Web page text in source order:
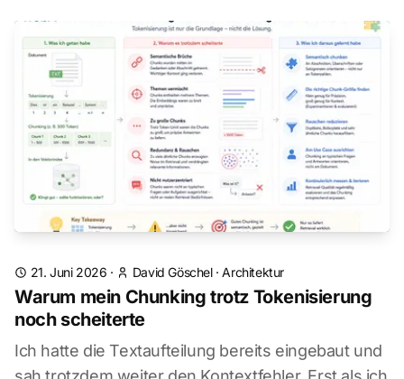
21. Juni 2026 · David Göschel·Architektur
Warum mein Chunking trotz Tokenisierung
noch scheiterte
Ich hatte die Textaufteilung bereits eingebaut und